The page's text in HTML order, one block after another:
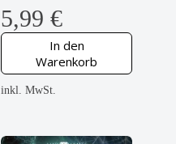
5,99€
In den
Warenkorb
inkl. MwSt.